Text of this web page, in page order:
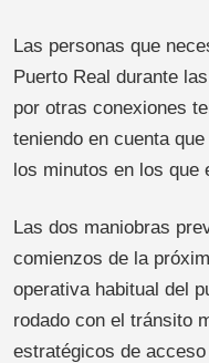
Las personas que
Puerto Real durante
por otras conexiones
teniendo en cuenta
los minutos en los que
Las dos maniobras
comienzos de la
operativa habitual del
rodado con el tránsito
estratégicos de